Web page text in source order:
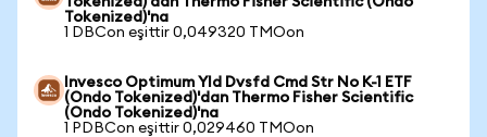
Tokenized)'na
1 DBCon eşittir 0,049320 TMOon
Invesco Optimum Yld Dvsfd Cmd Str No K-1 ETF
(Ondo Tokenized)'dan Thermo Fisher Scientific
(Ondo Tokenized)'na
1 PDBCon eşittir 0,029460 TMOon